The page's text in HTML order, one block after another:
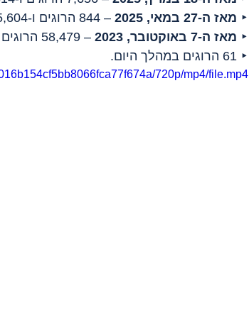
‣ מאז ה-27 במאי, 2025
– 844 הרוגים ו-5,604 פצועים בתחנות הסיוע;
‣ מאז ה-7 באוקטובר, 2023
– 58,479 הרוגים ו-139,355 פצועים.
‣ 61 הרוגים במהלך היום.
720p/mp4/file.mp4